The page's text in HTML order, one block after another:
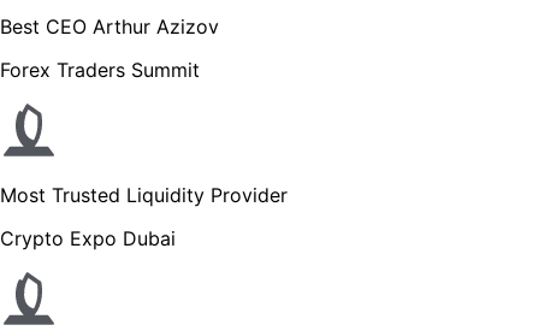
Best CEO Arthur Azizov
Forex Traders Summit
Most Trusted Liquidity Provider
Crypto Expo Dubai